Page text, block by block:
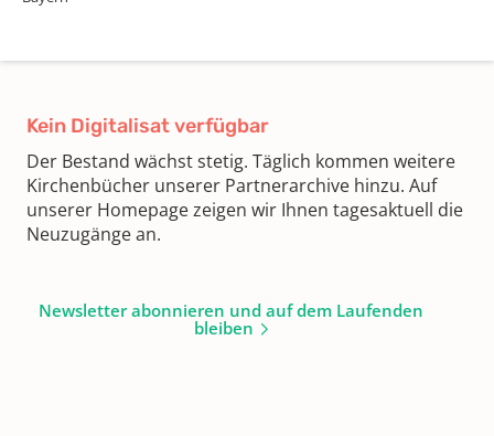
Kein Digitalisat verfügbar
Der Bestand wächst stetig. Täglich kommen weitere
Kirchenbücher unserer Partnerarchive hinzu. Auf
unserer Homepage zeigen wir Ihnen tagesaktuell die
Neuzugänge an.
Newsletter abonnieren und auf dem Laufenden
bleiben